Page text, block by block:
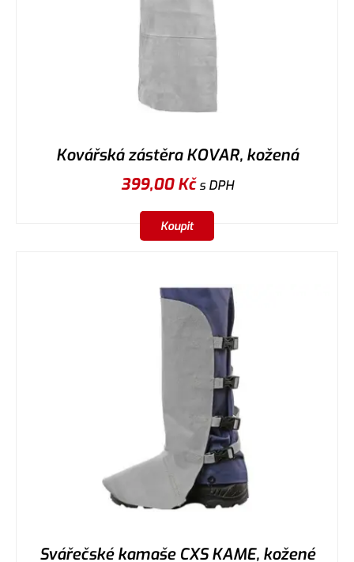
Kovářská zástěra KOVAR, kožená
399,00Kčs DPH
Koupit
Svářečské kamaše CXS KAME, kožené